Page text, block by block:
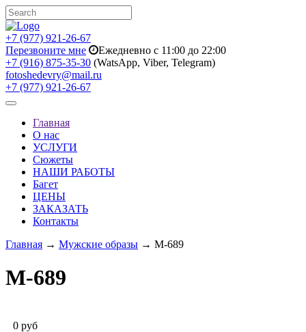
+7 (977) 921-26-67
Перезвоните мне
Ежедневно с 11:00 до 22:00
+7 (916) 875-35-30 (WatsApp, Viber, Telegram)
fotoshedevry@mail.ru
+7 (977) 921-26-67
Toggle
navigationГлавная
О нас
УСЛУГИ
Сюжеты
НАШИ РАБОТЫ
Багет
ЦЕНЫ
ЗАКАЗАТЬ
Контакты
Главная → Мужские образы → M-689
M-689
0 руб